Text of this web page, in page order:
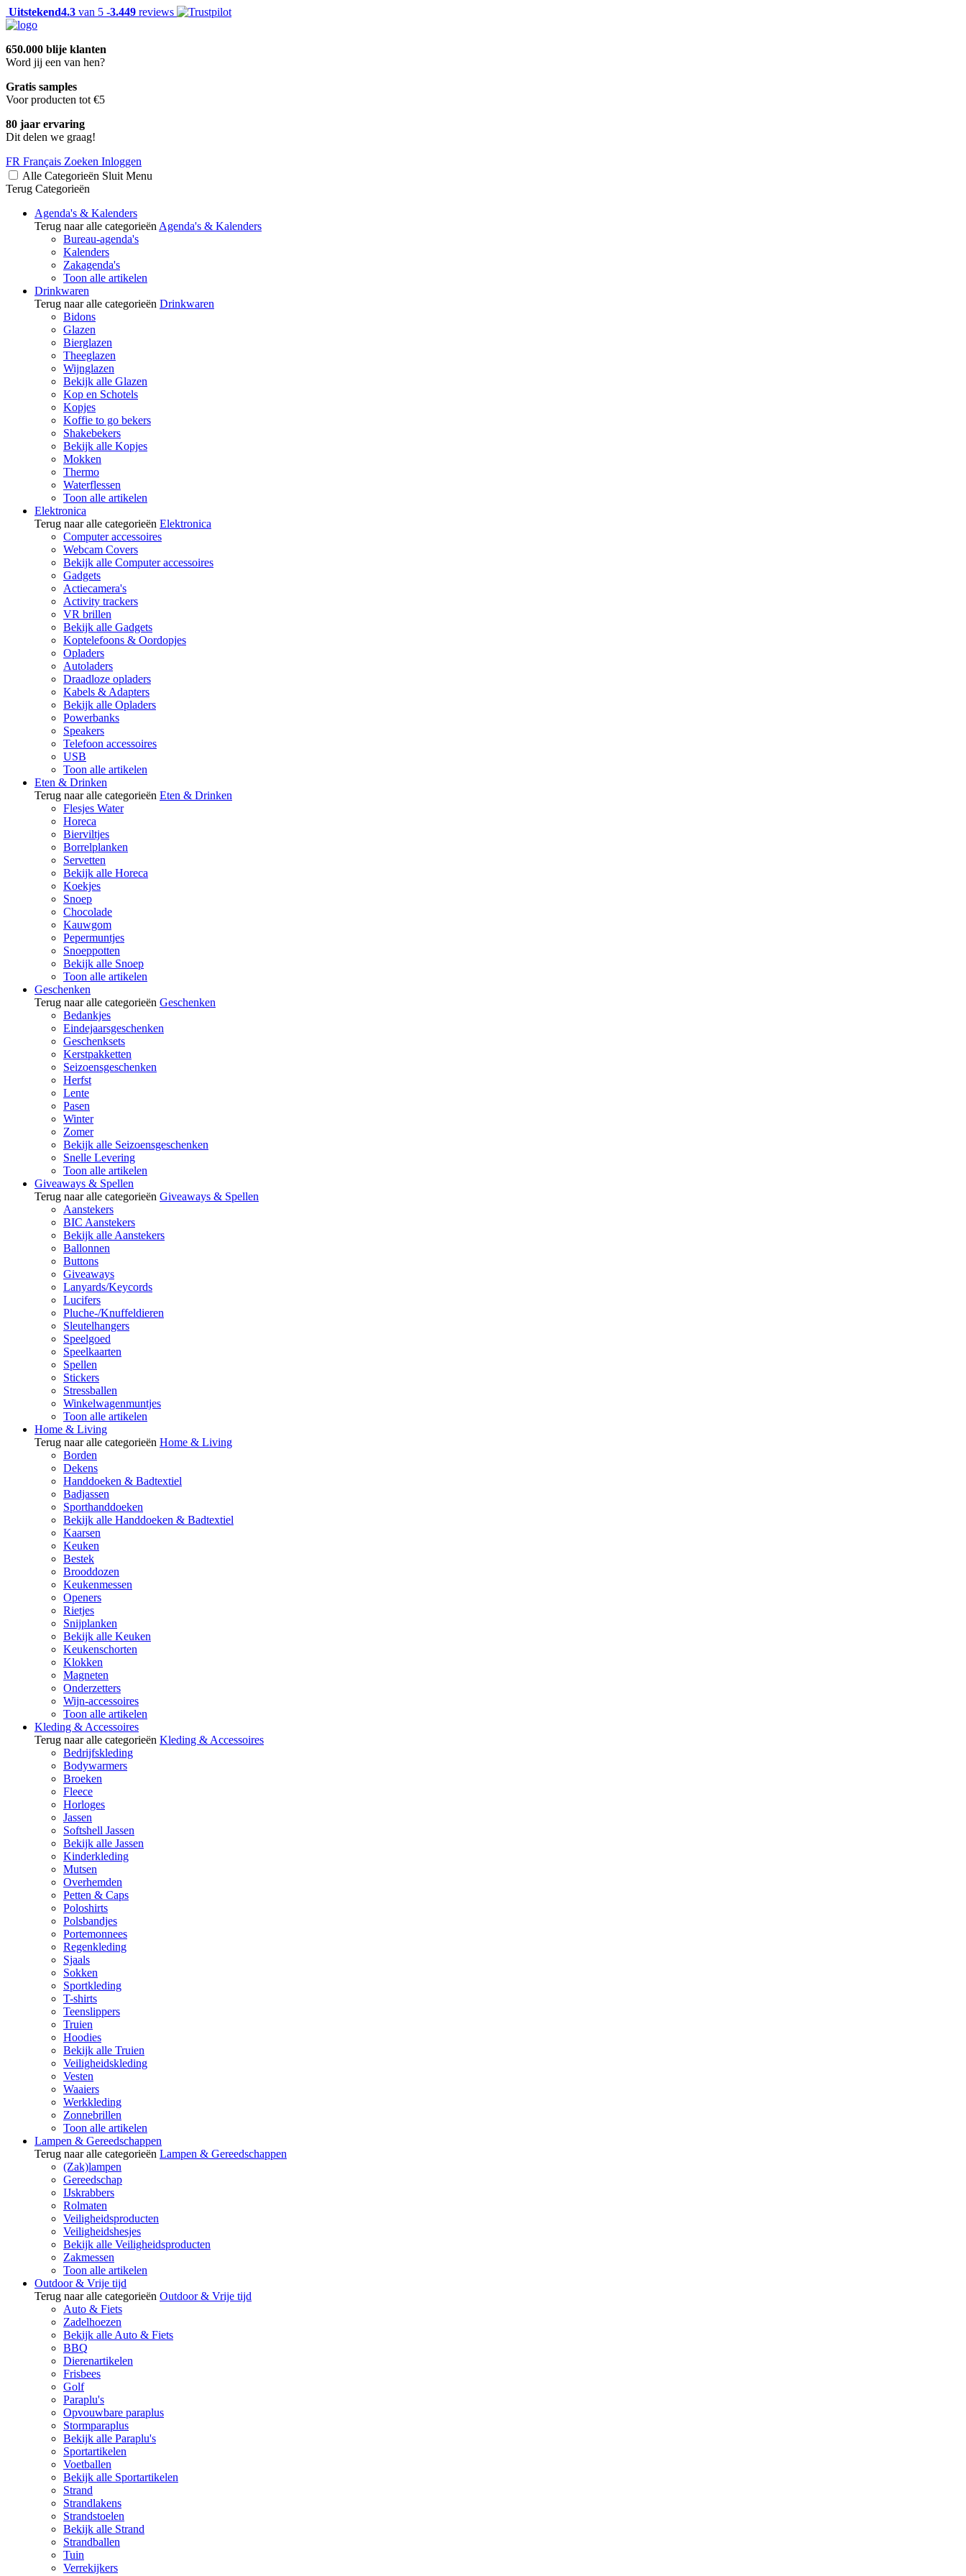
Uitstekend4.3 van 5 -3.449 reviews
650.000 blije klanten
Word jij een van hen?
Gratis samples
Voor producten tot €5
80 jaar ervaring
Dit delen we graag!
FR Français Zoeken Inloggen
Alle Categorieën Sluit Menu
Terug Categorieën
Agenda's & Kalenders
Terug naar alle categorieën Agenda's & Kalenders
Bureau-agenda's
Kalenders
Zakagenda's
Toon alle artikelen
Drinkwaren
Terug naar alle categorieën Drinkwaren
Bidons
Glazen
Bierglazen
Theeglazen
Wijnglazen
Bekijk alle Glazen
Kop en Schotels
Kopjes
Koffie to go bekers
Shakebekers
Bekijk alle Kopjes
Mokken
Thermo
Waterflessen
Toon alle artikelen
Elektronica
Terug naar alle categorieën Elektronica
Computer accessoires
Webcam Covers
Bekijk alle Computer accessoires
Gadgets
Actiecamera's
Activity trackers
VR brillen
Bekijk alle Gadgets
Koptelefoons & Oordopjes
Opladers
Autoladers
Draadloze opladers
Kabels & Adapters
Bekijk alle Opladers
Powerbanks
Speakers
Telefoon accessoires
USB
Toon alle artikelen
Eten & Drinken
Terug naar alle categorieën Eten & Drinken
Flesjes Water
Horeca
Bierviltjes
Borrelplanken
Servetten
Bekijk alle Horeca
Koekjes
Snoep
Chocolade
Kauwgom
Pepermuntjes
Snoeppotten
Bekijk alle Snoep
Toon alle artikelen
Geschenken
Terug naar alle categorieën Geschenken
Bedankjes
Eindejaarsgeschenken
Geschenksets
Kerstpakketten
Seizoensgeschenken
Herfst
Lente
Pasen
Winter
Zomer
Bekijk alle Seizoensgeschenken
Snelle Levering
Toon alle artikelen
Giveaways & Spellen
Terug naar alle categorieën Giveaways & Spellen
Aanstekers
BIC Aanstekers
Bekijk alle Aanstekers
Ballonnen
Buttons
Giveaways
Lanyards/Keycords
Lucifers
Pluche-/Knuffeldieren
Sleutelhangers
Speelgoed
Speelkaarten
Spellen
Stickers
Stressballen
Winkelwagenmuntjes
Toon alle artikelen
Home & Living
Terug naar alle categorieën Home & Living
Borden
Dekens
Handdoeken & Badtextiel
Badjassen
Sporthanddoeken
Bekijk alle Handdoeken & Badtextiel
Kaarsen
Keuken
Bestek
Brooddozen
Keukenmessen
Openers
Rietjes
Snijplanken
Bekijk alle Keuken
Keukenschorten
Klokken
Magneten
Onderzetters
Wijn-accessoires
Toon alle artikelen
Kleding & Accessoires
Terug naar alle categorieën Kleding & Accessoires
Bedrijfskleding
Bodywarmers
Broeken
Fleece
Horloges
Jassen
Softshell Jassen
Bekijk alle Jassen
Kinderkleding
Mutsen
Overhemden
Petten & Caps
Poloshirts
Polsbandjes
Portemonnees
Regenkleding
Sjaals
Sokken
Sportkleding
T-shirts
Teenslippers
Truien
Hoodies
Bekijk alle Truien
Veiligheidskleding
Vesten
Waaiers
Werkkleding
Zonnebrillen
Toon alle artikelen
Lampen & Gereedschappen
Terug naar alle categorieën Lampen & Gereedschappen
(Zak)lampen
Gereedschap
IJskrabbers
Rolmaten
Veiligheidsproducten
Veiligheidshesjes
Bekijk alle Veiligheidsproducten
Zakmessen
Toon alle artikelen
Outdoor & Vrije tijd
Terug naar alle categorieën Outdoor & Vrije tijd
Auto & Fiets
Zadelhoezen
Bekijk alle Auto & Fiets
BBQ
Dierenartikelen
Frisbees
Golf
Paraplu's
Opvouwbare paraplus
Stormparaplus
Bekijk alle Paraplu's
Sportartikelen
Voetballen
Bekijk alle Sportartikelen
Strand
Strandlakens
Strandstoelen
Bekijk alle Strand
Strandballen
Tuin
Verrekijkers